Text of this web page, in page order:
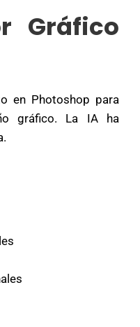
Gráfico
en Photoshop para
gráfico. La IA ha